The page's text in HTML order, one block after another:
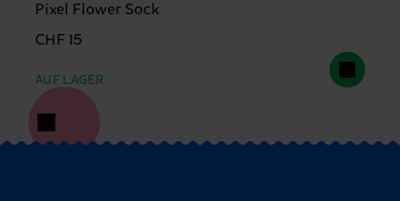
Pixel Flower Sock
CHF 15
AUF LAGER